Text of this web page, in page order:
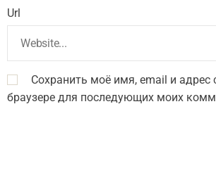
Url
Сохранить моё имя, email и адрес
браузере для последующих моих